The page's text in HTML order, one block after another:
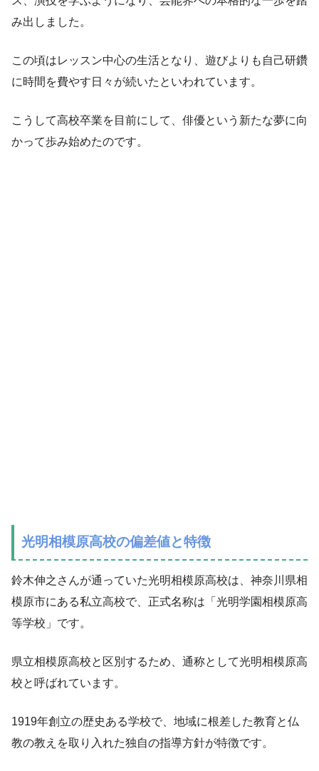
み出しました。
この頃はレッスン中心の生活となり、遊びよりも自己研鑽
に時間を費やす日々が続いたといわれています。
こうして高校卒業を目前にして、俳優という新たな夢に向
かって歩み始めたのです。
光明相模原高校の偏差値と特徴
鈴木伸之さんが通っていた光明相模原高校は、神奈川県相
模原市にある私立高校で、正式名称は「光明学園相模原高
等学校」です。
県立相模原高校と区別するため、通称として光明相模原高
校と呼ばれています。
1919年創立の歴史ある学校で、地域に根差した教育と仏
教の教えを取り入れた独自の指導方針が特徴です。